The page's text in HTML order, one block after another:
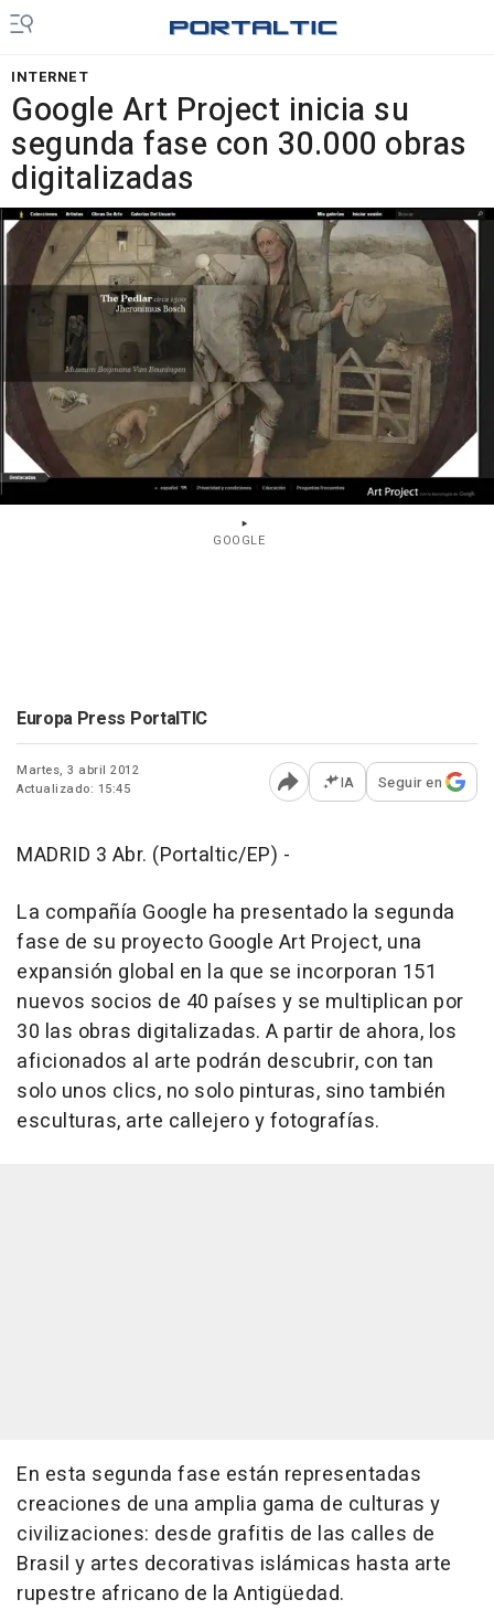
INTERNET
Google Art Project inicia su
segunda fase con 30.000 obras
digitalizadas
GOOGLE
Europa Press PortalTIC
Martes, 3 abril 2012
Actualizado: 15:45
Abrir opciones para
IA Seguir en
MADRID 3 Abr. (Portaltic/EP) -
La compañía Google ha presentado la segunda
fase de su proyecto Google Art Project, una
expansión global en la que se incorporan 151
nuevos socios de 40 países y se multiplican por
30 las obras digitalizadas. A partir de ahora, los
aficionados al arte podrán descubrir, con tan
solo unos clics, no solo pinturas, sino también
esculturas, arte callejero y fotografías.
En esta segunda fase están representadas
creaciones de una amplia gama de culturas y
civilizaciones: desde grafitis de las calles de
Brasil y artes decorativas islámicas hasta arte
rupestre africano de la Antigüedad.